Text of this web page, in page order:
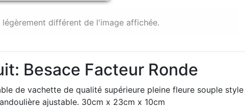
différent de l'image affichée.
Besace Facteur Ronde
de vachette de qualité supérieure pleine fleure souple
ajustable. 30cm x 23cm x 10cm